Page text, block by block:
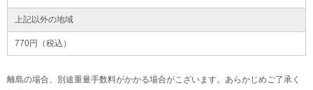
上記以外の地域
770円（税込）
離島の場合、別途重量手数料がかかる場合がこざいます。あらかじめご了承く